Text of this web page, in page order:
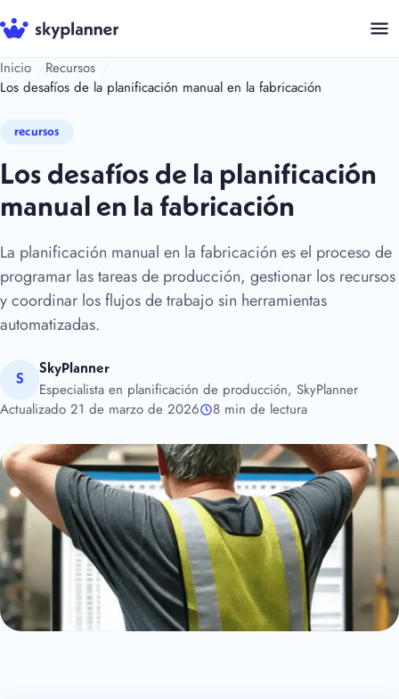
Saltar
al
contenido
Inicio
Recursos
Los desafíos de la planificación manual en la fabricación
recursos
Los desafíos de la planificación
manual en la fabricación
La planificación manual en la fabricación es el proceso de
programar las tareas de producción, gestionar los recursos
y coordinar los flujos de trabajo sin herramientas
automatizadas.
S
SkyPlanner
Especialista en planificación de producción, SkyPlanner
Actualizado 21 de marzo de 2026
8 min de lectura